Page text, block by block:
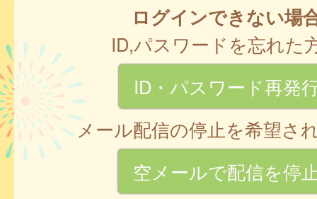
ログインできない場
ID,パスワードを忘れた
ID・パスワード再発
メール配信の停止を希望さ
空メールで配信を停